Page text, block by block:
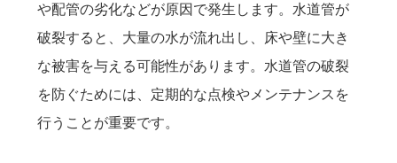
や配管の劣化などが原因で発生します。水道管が
破裂すると、大量の水が流れ出し、床や壁に大き
な被害を与える可能性があります。水道管の破裂
を防ぐためには、定期的な点検やメンテナンスを
行うことが重要です。